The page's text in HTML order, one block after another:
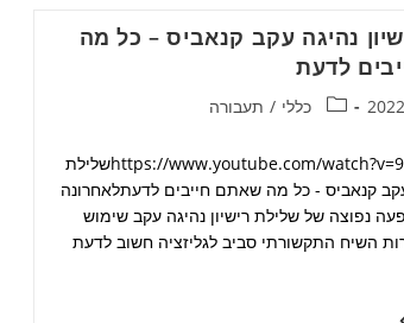
נהיגה עקב קנאביס – כל מה
לדעת
כללי / תעבורה
https://www.youtube.com/watch?v=998878YihsQשלילת
עקב קנאביס - כל מה שאתם חייבים לדעתלאחרונה
נפוצה של שלילת רישיון נהיגה עקב שימוש
השיח התקשורתי סביב לגליזציה חשוב לדעת